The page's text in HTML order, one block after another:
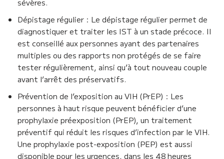
sévères.
Dépistage régulier : Le dépistage régulier permet de
diagnostiquer et traiter les IST à un stade précoce. Il
est conseillé aux personnes ayant des partenaires
multiples ou des rapports non protégés de se faire
tester régulièrement, ainsi qu’à tout nouveau couple
avant l’arrêt des préservatifs.
Prévention de l’exposition au VIH (PrEP) : Les
personnes à haut risque peuvent bénéficier d’une
prophylaxie préexposition (PrEP), un traitement
préventif qui réduit les risques d’infection par le VIH.
Une prophylaxie post-exposition (PEP) est aussi
disponible pour les urgences, dans les 48 heures